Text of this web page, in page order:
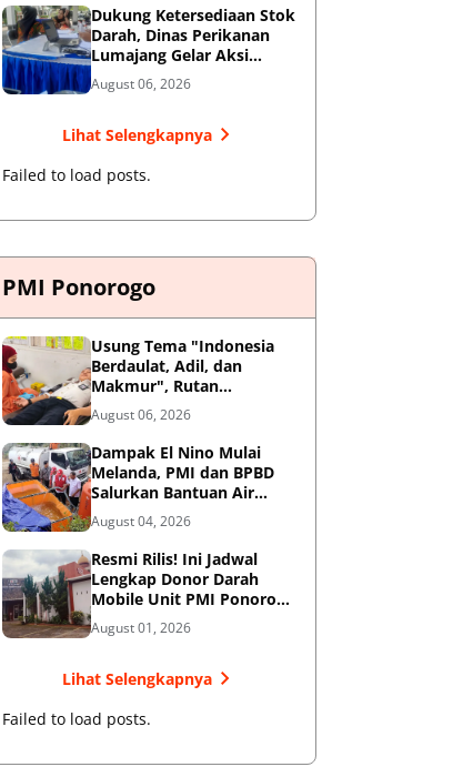
Dukung Ketersediaan Stok
Darah, Dinas Perikanan
Lumajang Gelar Aksi
Donor Darah
August 06, 2026
Lihat Selengkapnya
Failed to load posts.
PMI Ponorogo
Usung Tema "Indonesia
Berdaulat, Adil, dan
Makmur", Rutan
Ponorogo Gelar Donor
Darah Kemanusiaan
Sambut HUT RI ke-81
August 06, 2026
Dampak El Nino Mulai
Melanda, PMI dan BPBD
Salurkan Bantuan Air
Bersih ke Desa Terdampak
di Ponorogo
August 04, 2026
Resmi Rilis! Ini Jadwal
Lengkap Donor Darah
Mobile Unit PMI Ponorogo
Agustus 2026
August 01, 2026
Lihat Selengkapnya
Failed to load posts.